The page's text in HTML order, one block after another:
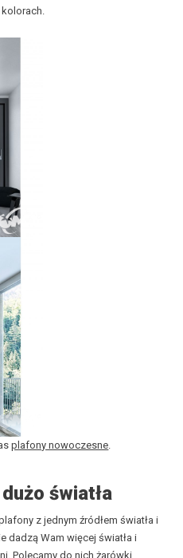
plafony nowoczesne
światła
z jednym źródłem światła i
dadzą Wam więcej światła i
Polecamy do nich żarówki